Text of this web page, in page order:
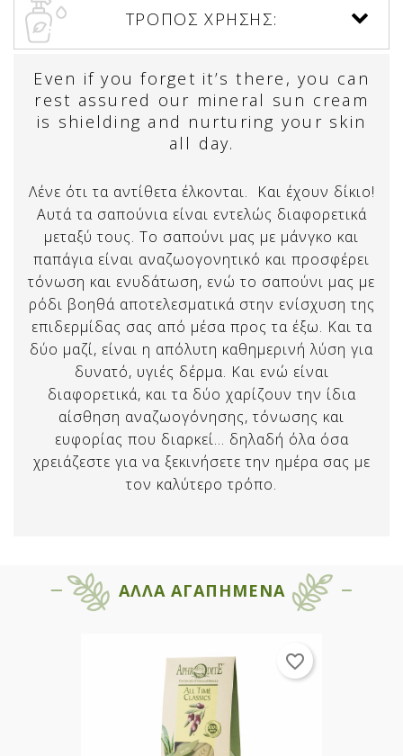
ΤΡΟΠΟΣ ΧΡΗΣΗΣ:
Even if you forget it’s there, you can
rest assured our mineral sun cream
is shielding and nurturing your skin
all day.
Λένε ότι τα αντίθετα έλκονται. Και έχουν δίκιο!
Αυτά τα σαπούνια είναι εντελώς διαφορετικά
μεταξύ τους. Το σαπούνι μας με μάνγκο και
παπάγια είναι αναζωογονητικό και προσφέρει
τόνωση και ενυδάτωση, ενώ το σαπούνι μας με
ρόδι βοηθά αποτελεσματικά στην ενίσχυση της
επιδερμίδας σας από μέσα προς τα έξω. Και τα
δύο μαζί, είναι η απόλυτη καθημερινή λύση για
δυνατό, υγιές δέρμα. Και ενώ είναι
διαφορετικά, και τα δύο χαρίζουν την ίδια
αίσθηση αναζωογόνησης, τόνωσης και
ευφορίας που διαρκεί… δηλαδή όλα όσα
χρειάζεστε για να ξεκινήσετε την ημέρα σας με
τον καλύτερο τρόπο.
ΑΛΛΑ ΑΓΑΠΗΜΕΝΑ
favorite_border